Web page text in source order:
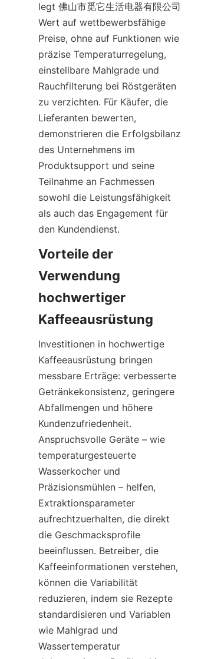
legt 佛山市觅它生活电器有限公司
Wert auf wettbewerbsfähige
Preise, ohne auf Funktionen wie
präzise Temperaturregelung,
einstellbare Mahlgrade und
Rauchfilterung bei Röstgeräten
zu verzichten. Für Käufer, die
Lieferanten bewerten,
demonstrieren die Erfolgsbilanz
des Unternehmens im
Produktsupport und seine
Teilnahme an Fachmessen
sowohl die Leistungsfähigkeit
als auch das Engagement für
den Kundendienst.
Vorteile der
Verwendung
hochwertiger
Investitionen in hochwertige
Kaffeeausrüstung bringen
messbare Erträge: verbesserte
Getränkekonsistenz, geringere
Abfallmengen und höhere
Kundenzufriedenheit.
Anspruchsvolle Geräte – wie
temperaturgesteuerte
Wasserkocher und
Präzisionsmühlen – helfen,
Extraktionsparameter
aufrechtzuerhalten, die direkt
die Geschmacksprofile
beeinflussen. Betreiber, die
Kaffeeinformationen verstehen,
können die Variabilität
reduzieren, indem sie Rezepte
standardisieren und Variablen
wie Mahlgrad und
Wassertemperatur